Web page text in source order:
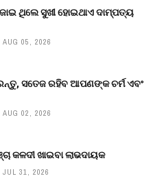
ଥିଲେ ସୁଖୀ ହୋଇଥାଏ ଦାମ୍ପତ୍ୟ
AUG 05, 2026
ସତେଜ ରହିବ ଆପଣଙ୍କ ଚର୍ମ ଏବଂ
AUG 02, 2026
କଳଦୀ ଖାଇବା ଲାଭଦାୟକ
JUL 31, 2026